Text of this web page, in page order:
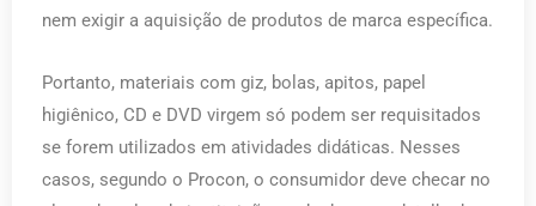
nem exigir a aquisição de produtos de marca específica.
Portanto, materiais com giz, bolas, apitos, papel
higiênico, CD e DVD virgem só podem ser requisitados
se forem utilizados em atividades didáticas. Nesses
casos, segundo o Procon, o consumidor deve checar no